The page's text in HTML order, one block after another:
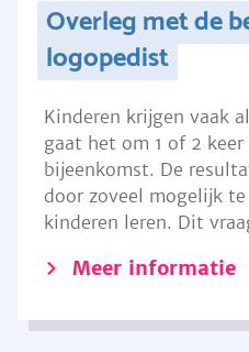
Overleg met de
logopedist
Kinderen krijgen vaak
gaat het om 1 of 2
bijeenkomst. De
door zoveel mogelijk
kinderen leren. Dit
Meer informatie